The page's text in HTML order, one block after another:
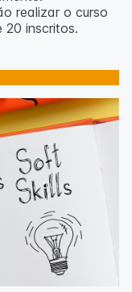
realizar o curso
20 inscritos.